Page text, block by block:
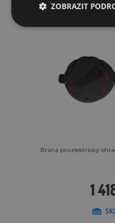
Brána pro elektrický
1
ZOBRAZIT